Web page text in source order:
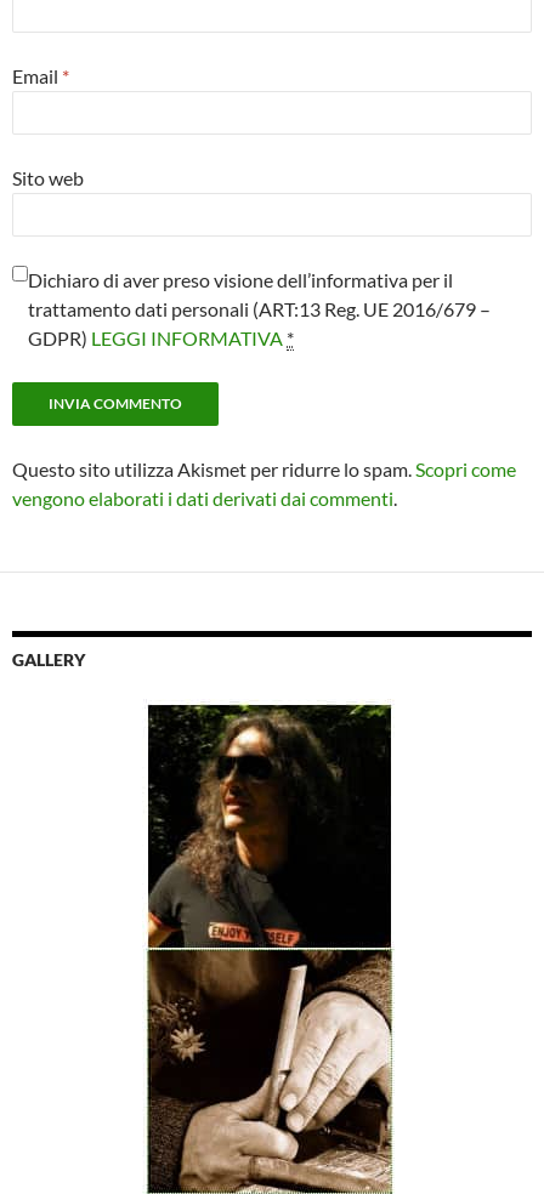
Email *
Sito web
Dichiaro di aver preso visione dell’informativa per il
trattamento dati personali (ART:13 Reg. UE 2016/679 –
GDPR) LEGGI INFORMATIVA *
Questo sito utilizza Akismet per ridurre lo spam.Scopri come
vengono elaborati i dati derivati dai commenti.
GALLERY